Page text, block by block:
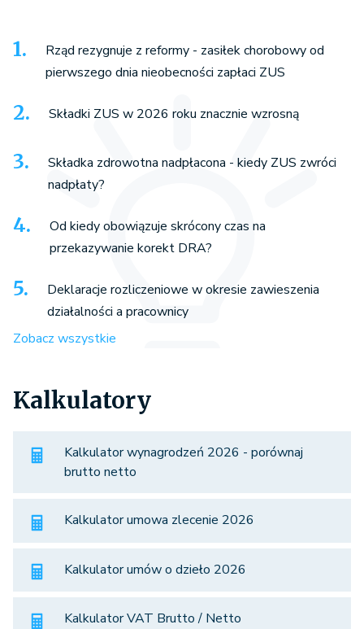
Rząd rezygnuje z reformy - zasiłek chorobowy od
pierwszego dnia nieobecności zapłaci ZUS
Składki ZUS w 2026 roku znacznie wzrosną
Składka zdrowotna nadpłacona - kiedy ZUS zwróci
nadpłaty?
Od kiedy obowiązuje skrócony czas na
przekazywanie korekt DRA?
Deklaracje rozliczeniowe w okresie zawieszenia
działalności a pracownicy
Zobacz wszystkie
Kalkulatory
Kalkulator wynagrodzeń 2026 - porównaj
brutto netto
Kalkulator umowa zlecenie 2026
Kalkulator umów o dzieło 2026
Kalkulator VAT Brutto / Netto